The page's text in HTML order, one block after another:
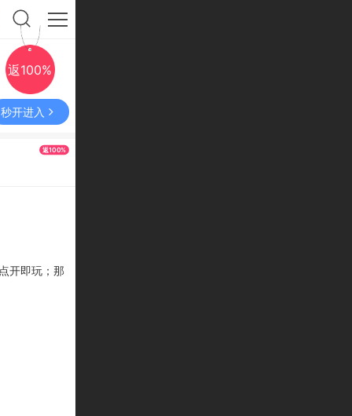
返100%
秒开进入
返100%
开即玩 ；那